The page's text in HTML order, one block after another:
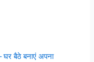
बैठे बनाएं अपना